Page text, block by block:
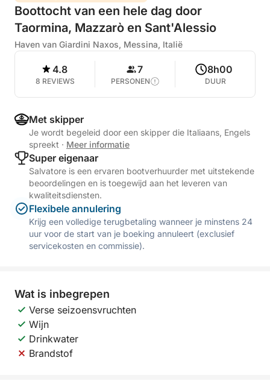
Boottocht van een hele dag door
Taormina, Mazzarò en Sant'Alessio
Haven van Giardini Naxos, Messina, Italië
4.8
8 REVIEWS
7
PERSONEN
8h00
DUUR
Met skipper
Je wordt begeleid door een skipper die Italiaans, Engels
spreekt · Meer informatie
Super eigenaar
Salvatore is een ervaren bootverhuurder met uitstekende
beoordelingen en is toegewijd aan het leveren van
kwaliteitsdiensten.
Flexibele annulering
Krijg een volledige terugbetaling wanneer je minstens 24
uur voor de start van je boeking annuleert (exclusief
servicekosten en commissie).
Wat is inbegrepen
Verse seizoensvruchten
Wijn
Drinkwater
Brandstof